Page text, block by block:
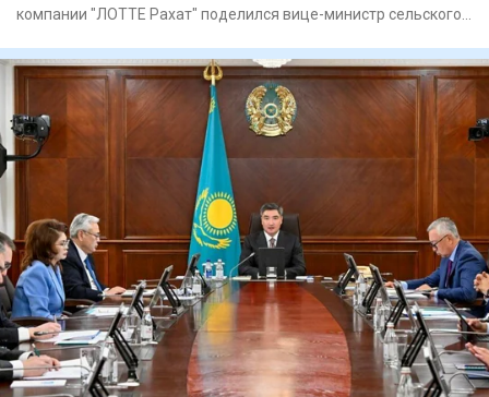
компании "ЛОТТЕ Рахат" поделился вице-министр сельского